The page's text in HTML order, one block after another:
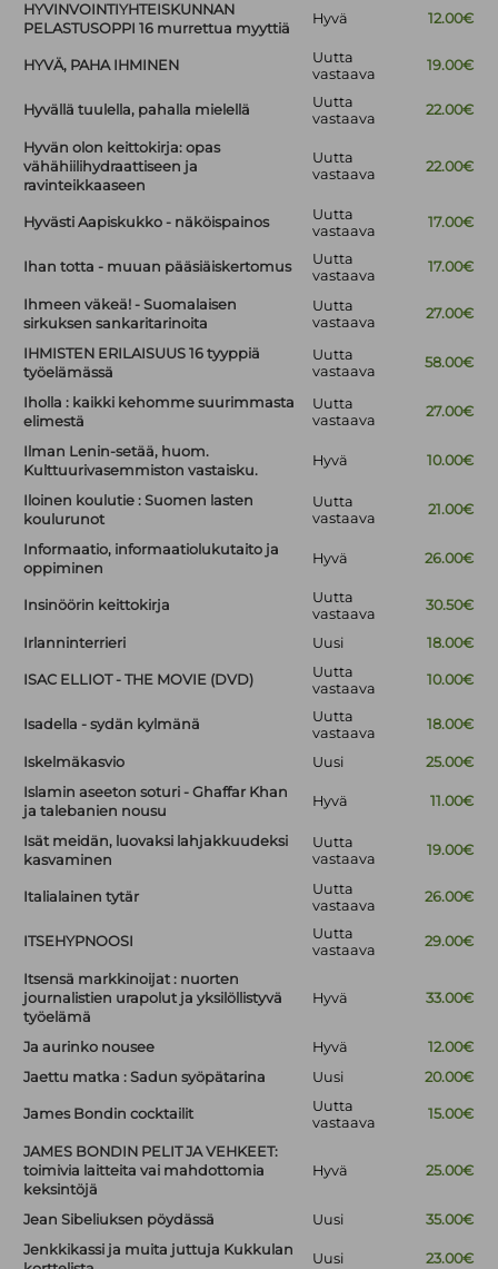
HYVINVOINTIYHTEISKUNNAN
PELASTUSOPPI 16 murrettua myyttiä
Hyvä 12.00€
HYVÄ, PAHA IHMINEN
Uutta
vastaava
19.00€
Hyvällä tuulella, pahalla mielellä
Uutta
vastaava
22.00€
Hyvän olon keittokirja: opas
vähähiilihydraattiseen ja
ravinteikkaaseen
Uutta
vastaava
22.00€
Hyvästi Aapiskukko - näköispainos
Uutta
vastaava
17.00€
Ihan totta - muuan pääsiäiskertomus
Uutta
vastaava
17.00€
Ihmeen väkeä! - Suomalaisen
sirkuksen sankaritarinoita
Uutta
vastaava
27.00€
IHMISTEN ERILAISUUS 16 tyyppiä
työelämässä
Uutta
vastaava
58.00€
Iholla : kaikki kehomme suurimmasta
elimestä
Uutta
vastaava
27.00€
Ilman Lenin-setää, huom.
Kulttuurivasemmiston vastaisku.
Hyvä 10.00€
Iloinen koulutie : Suomen lasten
koulurunot
Uutta
vastaava
21.00€
Informaatio, informaatiolukutaito ja
oppiminen
Hyvä 26.00€
Insinöörin keittokirja
Uutta
vastaava
30.50€
Irlanninterrieri Uusi 18.00€
ISAC ELLIOT - THE MOVIE (DVD)
Uutta
vastaava
10.00€
Isadella - sydän kylmänä
Uutta
vastaava
18.00€
Iskelmäkasvio Uusi
25.00€
Islamin aseeton soturi - Ghaffar Khan
ja talebanien nousu
Hyvä 11.00€
Isät meidän, luovaksi lahjakkuudeksi
kasvaminen
Uutta
vastaava
19.00€
Italialainen tytär
Uutta
vastaava
26.00€
ITSEHYPNOOSI
Uutta
vastaava
29.00€
Itsensä markkinoijat : nuorten
journalistien urapolut ja yksilöllistyvä
työelämä
Hyvä 33.00€
Ja aurinko nousee Hyvä
12.00€
Jaettu matka : Sadun syöpätarina
Uusi 20.00€
James Bondin cocktailit
Uutta
vastaava
15.00€
JAMES BONDIN PELIT JA VEHKEET:
toimivia laitteita vai mahdottomia
keksintöjä
Hyvä 25.00€
Jean Sibeliuksen pöydässä Uusi
35.00€
Jenkkikassi ja muita juttuja Kukkulan
Uusi 23.00€